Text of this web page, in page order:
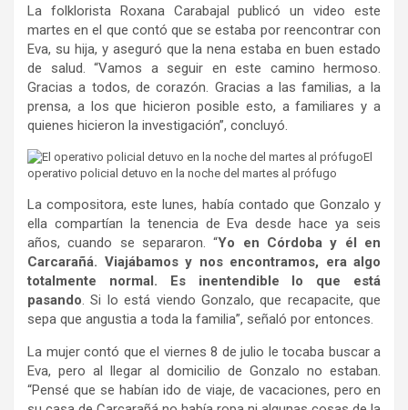
La folklorista Roxana Carabajal publicó un video este
martes en el que contó que se estaba por reencontrar con
Eva, su hija, y aseguró que la nena estaba en buen estado
de salud. “Vamos a seguir en este camino hermoso.
Gracias a todos, de corazón. Gracias a las familias, a la
prensa, a los que hicieron posible esto, a familiares y a
quienes hicieron la investigación”, concluyó.
El
operativo policial detuvo en la noche del martes al prófugo
La compositora, este lunes, había contado que Gonzalo y
ella compartían la tenencia de Eva desde hace ya seis
años, cuando se separaron. “Yo en Córdoba y él en
Carcarañá. Viajábamos y nos encontramos, era algo
totalmente normal. Es inentendible lo que está
pasando. Si lo está viendo Gonzalo, que recapacite, que
sepa que angustia a toda la familia”, señaló por entonces.
La mujer contó que el viernes 8 de julio le tocaba buscar a
Eva, pero al llegar al domicilio de Gonzalo no estaban.
“Pensé que se habían ido de viaje, de vacaciones, pero en